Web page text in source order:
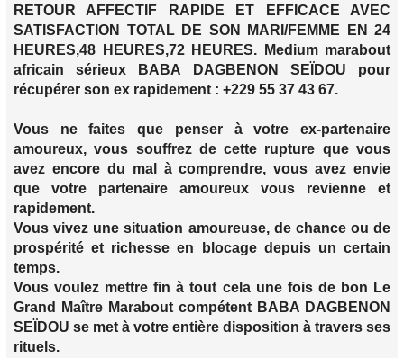
RETOUR AFFECTIF RAPIDE ET EFFICACE AVEC
SATISFACTION TOTAL DE SON MARI/FEMME EN 24
HEURES,48 HEURES,72 HEURES. Medium marabout
africain sérieux BABA DAGBENON SEÏDOU pour
récupérer son ex rapidement : +229 55 37 43 67.
Vous ne faites que penser à votre ex-partenaire
amoureux, vous souffrez de cette rupture que vous
avez encore du mal à comprendre, vous avez envie
que votre partenaire amoureux vous revienne et
rapidement.
Vous vivez une situation amoureuse, de chance ou de
prospérité et richesse en blocage depuis un certain
temps.
Vous voulez mettre fin à tout cela une fois de bon Le
Grand Maître Marabout compétent BABA DAGBENON
SEÏDOU se met à votre entière disposition à travers ses
rituels.